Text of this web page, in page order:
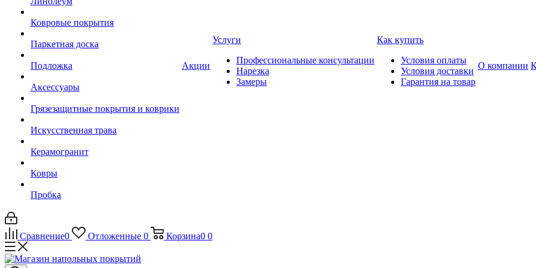
Ковровые покрытия
Паркетная доска
Подложка
Аксессуары
Грязезащитные покрытия и коврики
Искусственная трава
Керамогранит
Ковры
Пробка
Акции
Услуги
Профессиональные консультации
Нарезка
Замеры
Как купить
Условия оплаты
Условия доставки
Гарантия на товар
О компании
Сравнение0 Отложенные 0 Корзина0 0